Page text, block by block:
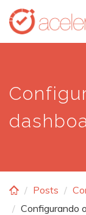
Skip
main
Posts
Configurando